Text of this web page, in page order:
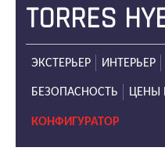
TORRES
ЭКСТЕРЬЕР ИНТЕРЬЕР
БЕЗОПАСНОСТЬ ЦЕНЫ
КОНФИГУРАТОР